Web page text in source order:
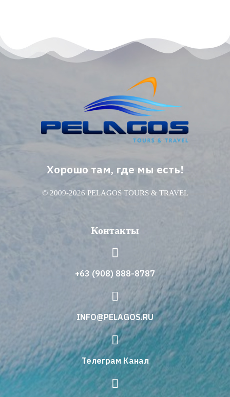
Хорошо там, где мы есть!
© 2009-2026 PELAGOS TOURS & TRAVEL
Контакты
+63 (908) 888-8787
INFO@PELAGOS.RU
Телеграм Канал